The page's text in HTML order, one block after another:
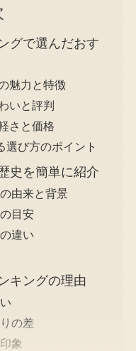
グで選んだおす
魅力と特徴
いと評判
さと価格
選び方のポイント
史を簡単に紹介
由来と背景
目安
違い
キングの理由
の差
象